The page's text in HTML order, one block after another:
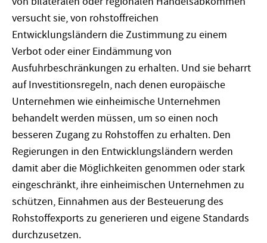
versucht sie, von rohstoffreichen
Entwicklungsländern die Zustimmung zu einem
Verbot oder einer Eindämmung von
Ausfuhrbeschränkungen zu erhalten. Und sie beharrt
auf Investitionsregeln, nach denen europäische
Unternehmen wie einheimische Unternehmen
behandelt werden müssen, um so einen noch
besseren Zugang zu Rohstoffen zu erhalten. Den
Regierungen in den Entwicklungsländern werden
damit aber die Möglichkeiten genommen oder stark
eingeschränkt, ihre einheimischen Unternehmen zu
schützen, Einnahmen aus der Besteuerung des
Rohstoffexports zu generieren und eigene Standards
durchzusetzen.